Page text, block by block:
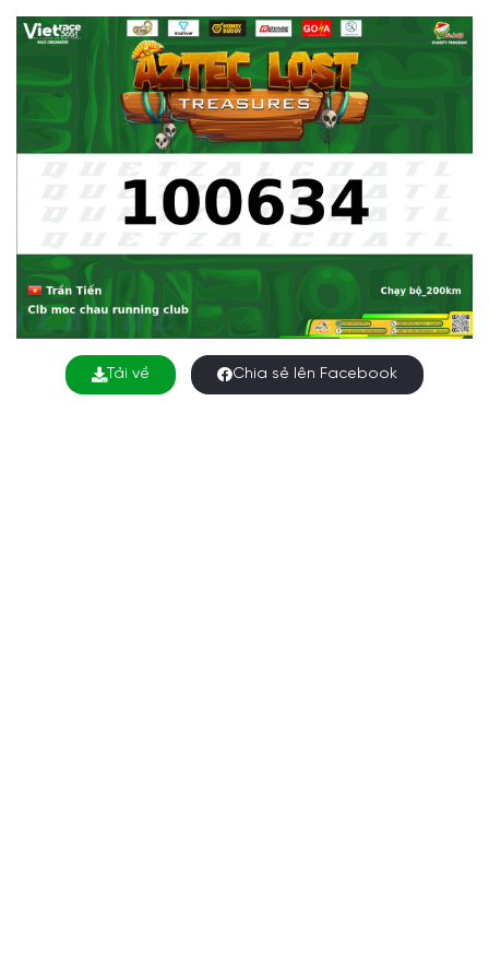
Tải về Chia sẻ lên Facebook